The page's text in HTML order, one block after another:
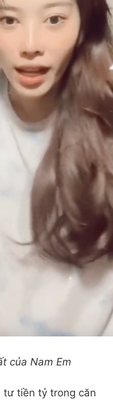
của Nam Em
tư tiền tỷ trong căn